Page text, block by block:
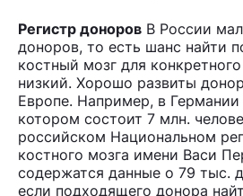
Регистр доноров В России
доноров, то есть шанс найти
костный мозг для
низкий. Хорошо развиты
Европе. Например, в Германии
котором состоит 7 млн.
российском Национальном
костного мозга имени Васи
содержатся данные о 79 тыс.
если подходящего донора